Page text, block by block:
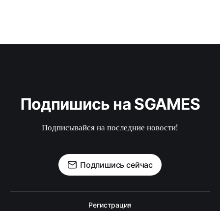
Подпишись на SGAMES
Подписывайся на последние новости!
Подпишись сейчас
Регистрация